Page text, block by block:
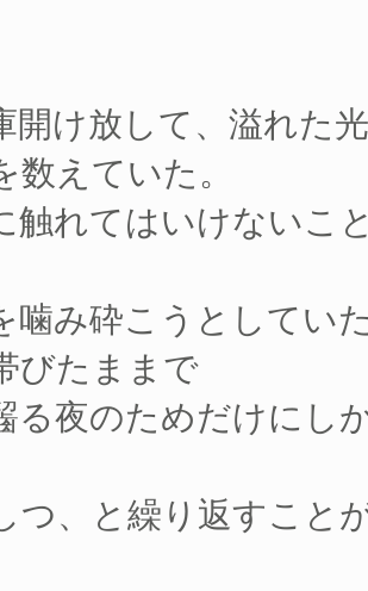
開け放して、溢れた
数えていた。
触れてはいけないこ
噛み砕こうとしてい
びたままで
る夜のためだけにし
つ、と繰り返すこと